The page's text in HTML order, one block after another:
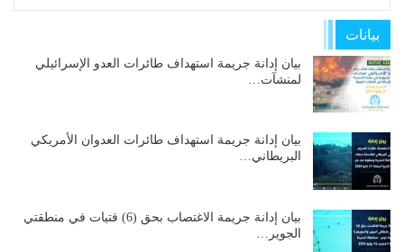
بيانات
بيان إدانة جريمة استهداف طائرات العدو الإسرائيلي
لمنشآت…
بيان إدانة جريمة استهداف طائرات العدوان الأمريكي
البريطاني…
بيان إدانة جريمة الاغتصاب بحق (6) فتيات في منطقتي
الجوير…